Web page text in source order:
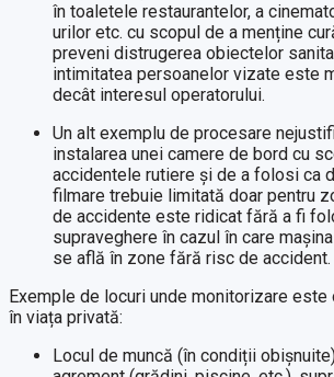
în toaletele restaurantelor, a
urilor etc. cu scopul de a menține
preveni distrugerea obiectelor
intimitatea persoanelor vizate este
decât interesul operatorului.
Un alt exemplu de procesare
instalarea unei camere de bord cu
accidentele rutiere și de a folosi ca
filmare trebuie limitată doar pentru
de accidente este ridicat fără a fi
supraveghere în cazul în care
se află în zone fără risc de accident.
Exemple de locuri unde monitorizare este
în viața privată:
Locul de muncă (în condiții